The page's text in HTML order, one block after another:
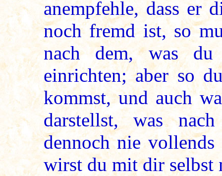
anempfehle, dass er
noch fremd ist, so
nach dem, was
einrichten; aber so
kommst, und auch
darstellst, was
dennoch nie
wirst du mit dir selbst